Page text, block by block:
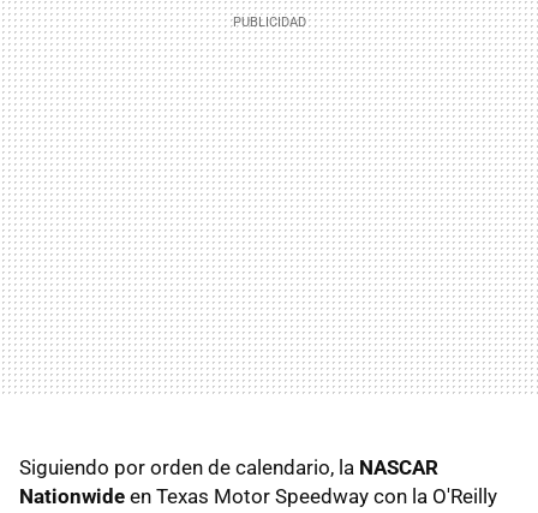
Siguiendo por orden de calendario, la NASCAR
Nationwide en Texas Motor Speedway con la O'Reilly